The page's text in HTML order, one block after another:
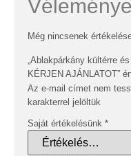
Még nincsenek
„Ablakpárkány kültérre
KÉRJEN AJÁNLATOT”
Az e-mail címet nem
karakterrel jelöltük
Saját értékelésünk *